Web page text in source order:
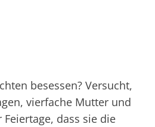
besessen? Versucht,
vierfache Mutter und
dass sie die